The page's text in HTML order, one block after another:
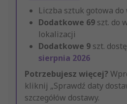
Liczba sztuk gotowa do
Dodatkowe 69 szt. do
lokalizacji
Dodatkowe 9 szt.
sierpnia 2026
Potrzebujesz więcej?
kliknij „Sprawdź daty
szczegółów dostawy.